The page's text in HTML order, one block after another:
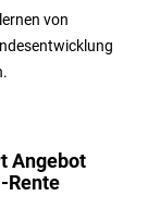
von
Angebot
Rente